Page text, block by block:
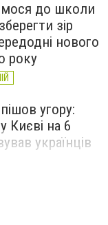
до школи
зір
нового
року
угору:
Києві на 6
українців